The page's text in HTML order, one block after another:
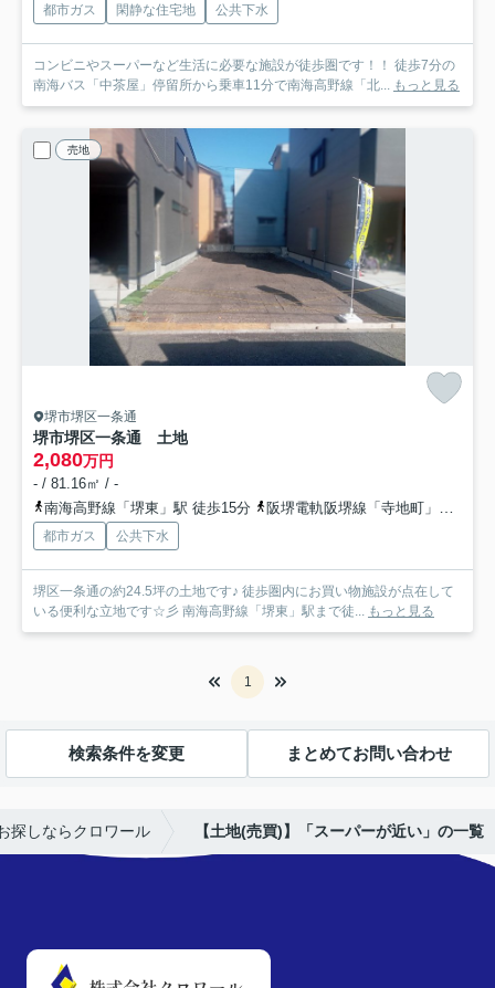
都市ガス 閑静な住宅地 公共下水
コンビニやスーパーなど生活に必要な施設が徒歩圏です！！ 徒歩7分の
南海バス「中茶屋」停留所から乗車11分で南海高野線「北...
もっと見る
売地
堺市堺区一条通
堺市堺区一条通 土地
2,080万円
- / 81.16㎡ / -
南海高野線「堺東」駅 徒歩15分
阪堺電軌阪堺線「寺地町」駅 徒歩17分
都市ガス 公共下水
堺区一条通の約24.5坪の土地です♪ 徒歩圏内にお買い物施設が点在して
いる便利な立地です☆彡 南海高野線「堺東」駅まで徒...
もっと見る
1
検索条件を変更 まとめてお問い合わせ
探しならクロワール 【土地(売買)】「スーパーが近い」の一覧